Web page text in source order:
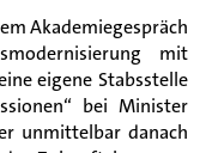
Akademiegespräch
mit
eigene Stabsstelle
bei Minister
unmittelbar danach